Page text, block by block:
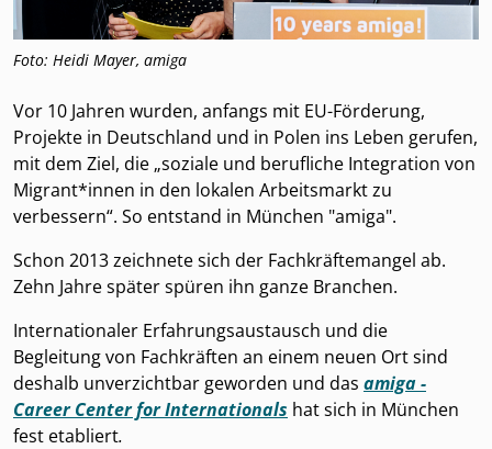
Foto: Heidi Mayer, amiga
Vor 10 Jahren wurden, anfangs mit EU-Förderung,
Projekte in Deutschland und in Polen ins Leben gerufen,
mit dem Ziel, die „soziale und berufliche Integration von
Migrant*innen in den lokalen Arbeitsmarkt zu
verbessern“. So entstand in München "amiga".
Schon 2013 zeichnete sich der Fachkräftemangel ab.
Zehn Jahre später spüren ihn ganze Branchen.
Internationaler Erfahrungsaustausch und die
Begleitung von Fachkräften an einem neuen Ort sind
deshalb unverzichtbar geworden und das amiga -
Career Center for Internationals hat sich in München
fest etabliert.